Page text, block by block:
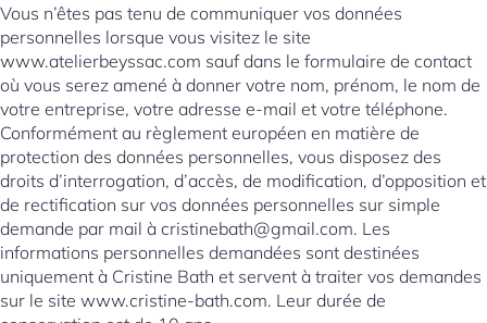
Vous n’êtes pas tenu de communiquer vos données
personnelles lorsque vous visitez le site
www.atelierbeyssac.com sauf dans le formulaire de contact
où vous serez amené à donner votre nom, prénom, le nom de
votre entreprise, votre adresse e-mail et votre téléphone.
Conformément au règlement européen en matière de
protection des données personnelles, vous disposez des
droits d’interrogation, d’accès, de modification, d’opposition et
de rectification sur vos données personnelles sur simple
demande par mail à cristinebath@gmail.com. Les
informations personnelles demandées sont destinées
uniquement à Cristine Bath et servent à traiter vos demandes
sur le site www.cristine-bath.com. Leur durée de